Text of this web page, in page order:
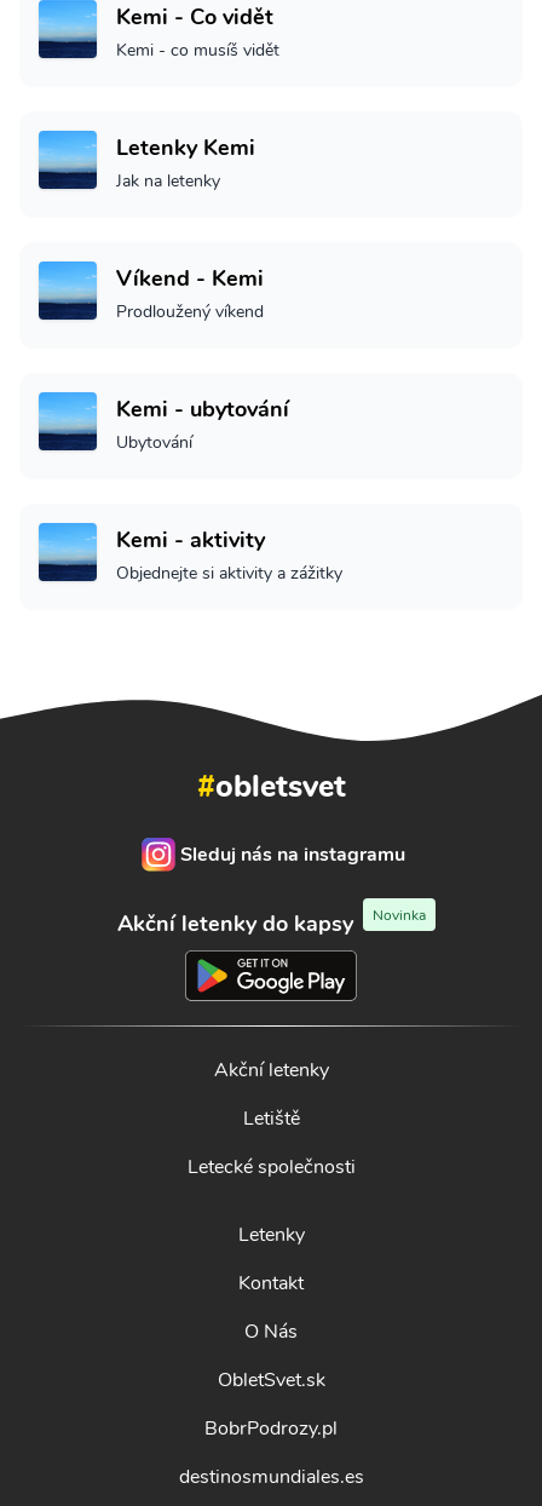
Kemi - Co vidět
Kemi - co musíš vidět
Letenky Kemi
Jak na letenky
Víkend - Kemi
Prodloužený víkend
Kemi - ubytování
Ubytování
Kemi - aktivity
Objednejte si aktivity a zážitky
#obletsvet
Sleduj nás na instagramu
Akční letenky do kapsy Novinka
Akční letenky
Letiště
Letecké společnosti
Letenky
Kontakt
O Nás
ObletSvet.sk
BobrPodrozy.pl
destinosmundiales.es